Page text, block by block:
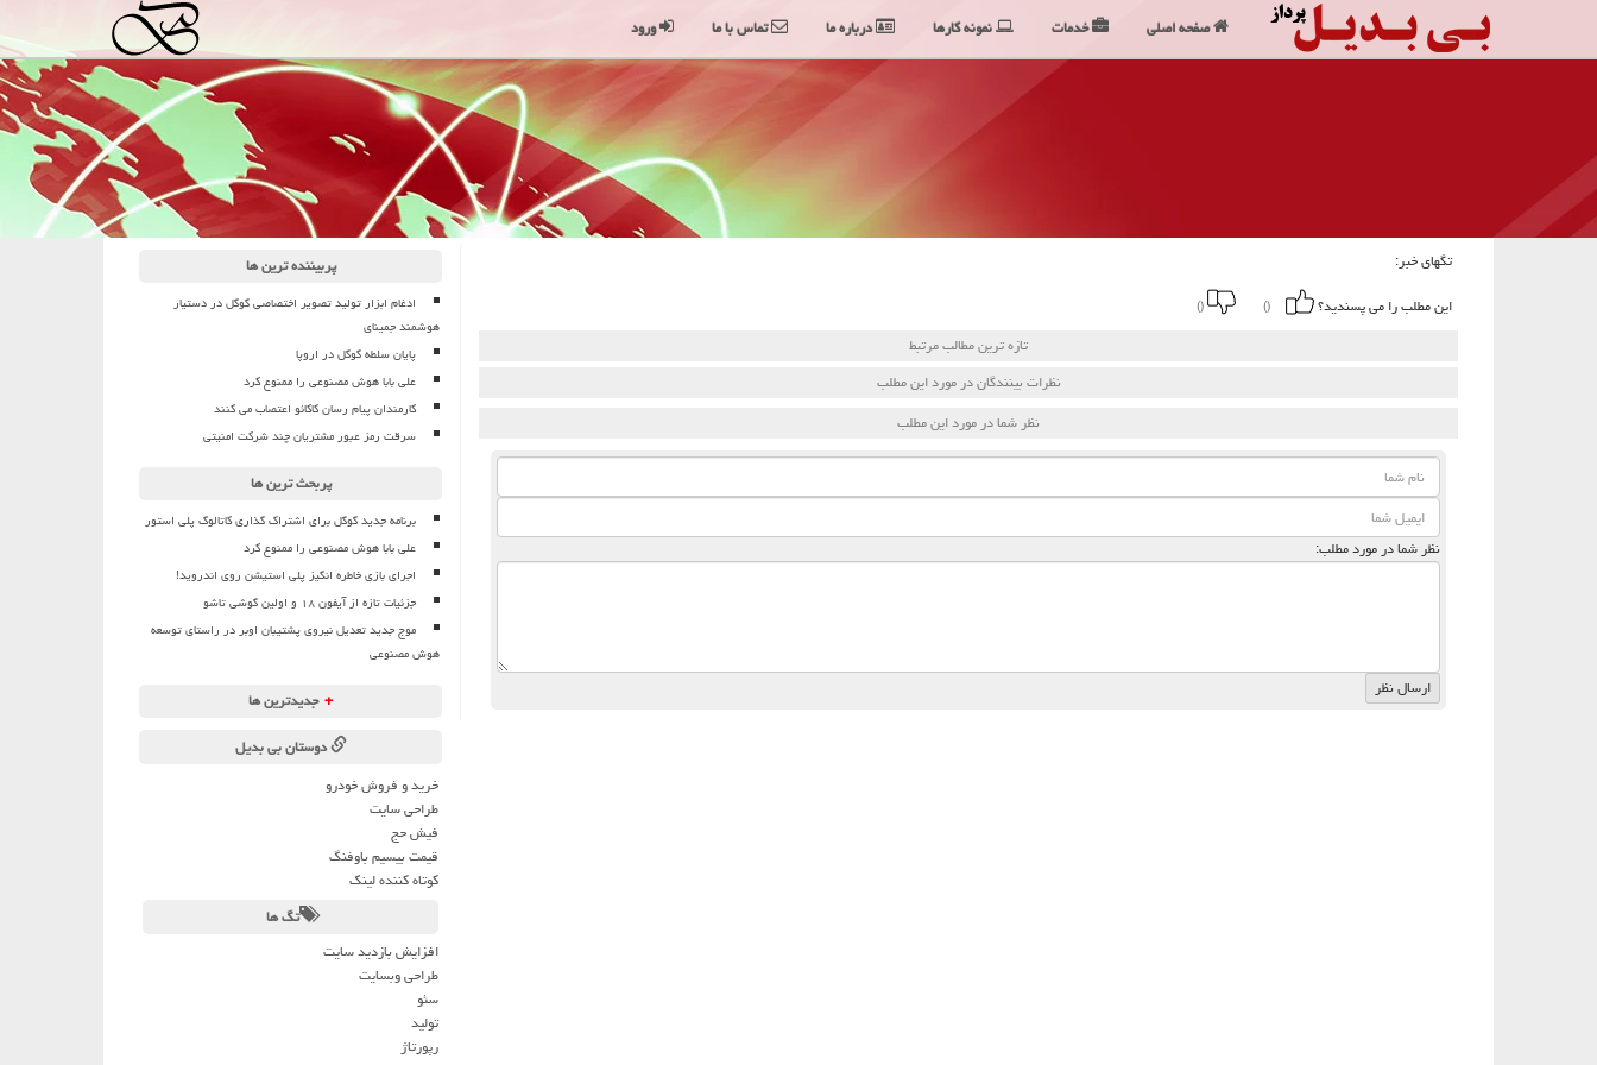
تگهای خبر:
این مطلب را می پسندید؟
()
()
تازه ترین مطالب مرتبط
نظرات بینندگان در مورد این مطلب
نظر شما در مورد این مطلب
نظر شما در مورد مطلب:
پربیننده ترین ها
ادغام ابزار تولید تصویر اختصاصی گوگل در دستیار
هوشمند جمینای
پایان سلطه گوگل در اروپا
علی بابا هوش مصنوعی را ممنوع کرد
کارمندان پیام رسان کاکائو اعتصاب می کنند
سرقت رمز عبور مشتریان چند شرکت امنیتی
پربحث ترین ها
برنامه جدید گوگل برای اشتراک گذاری کاتالوگ پلی استور
علی بابا هوش مصنوعی را ممنوع کرد
اجرای بازی خاطره انگیز پلی استیشن روی اندروید!
جزئیات تازه از آیفون ۱۸ و اولین گوشی تاشو
موج جدید تعدیل نیروی پشتیبان اوبر در راستای توسعه
هوش مصنوعی
+ جدیدترین ها
دوستان بی بدیل
خرید و فروش خودرو
طراحی سایت
فیش حج
قیمت بیسیم باوفنگ
کوتاه کننده لینک
تگ ها
افزایش بازدید سایت
طراحی وبسایت
سئو
تولید
رپورتاژ
صفحه اصلی خدمات نمونه کارها درباره ما تماس با ما ورود